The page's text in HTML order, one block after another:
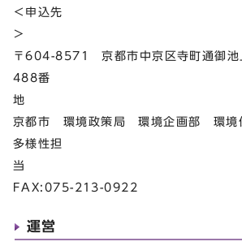
＜申込先
〒604-8571 京都市中京区寺町通御池
488番
京都市 環境政策局 環境企画部 環境
多様性担
FAX:075-213-0922
運営